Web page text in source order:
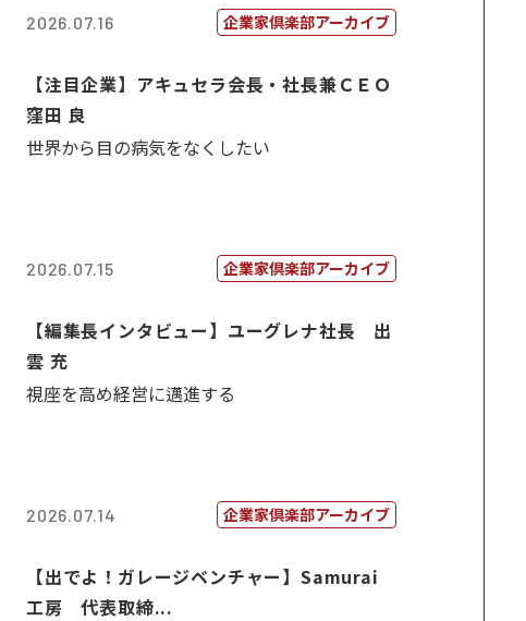
2026.07.16 企業家倶楽部アーカイブ
【注目企業】アキュセラ会長・社長兼ＣＥＯ
窪田 良
世界から目の病気をなくしたい
2026.07.15 企業家倶楽部アーカイブ
【編集長インタビュー】ユーグレナ社長 出
雲 充
視座を高め経営に邁進する
2026.07.14 企業家倶楽部アーカイブ
【出でよ！ガレージベンチャー】Samurai
工房 代表取締...